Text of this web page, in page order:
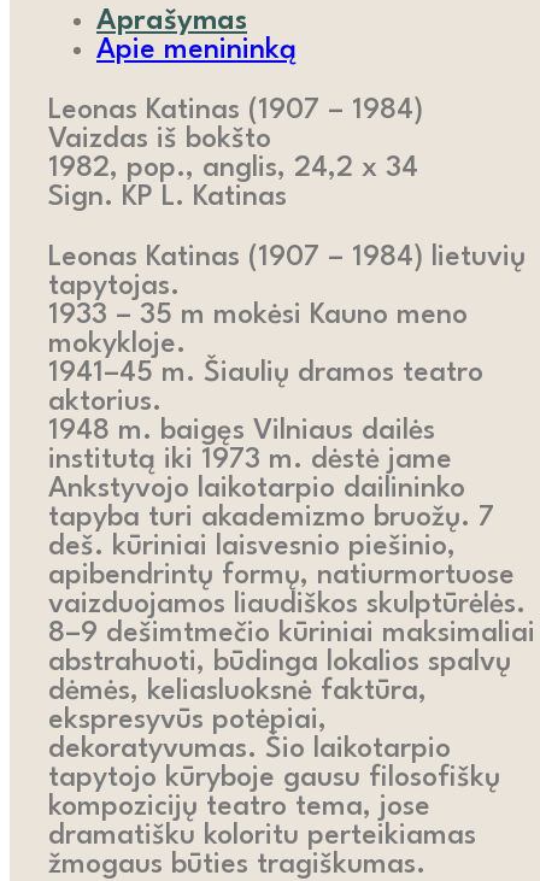
Aprašymas
Apie menininką
Leonas Katinas (1907 – 1984)
Vaizdas iš bokšto
1982, pop., anglis, 24,2 x 34
Sign. KP L. Katinas
Leonas Katinas (1907 – 1984) lietuvių
tapytojas.
1933 – 35 m mokėsi Kauno meno
mokykloje.
1941–45 m. Šiaulių dramos teatro
aktorius.
1948 m. baigęs Vilniaus dailės
institutą iki 1973 m. dėstė jame
Ankstyvojo laikotarpio dailininko
tapyba turi akademizmo bruožų. 7
deš. kūriniai laisvesnio piešinio,
apibendrintų formų, natiurmortuose
vaizduojamos liaudiškos skulptūrėlės.
8–9 dešimtmečio kūriniai maksimaliai
abstrahuoti, būdinga lokalios spalvų
dėmės, keliasluoksnė faktūra,
ekspresyvūs potėpiai,
dekoratyvumas. Šio laikotarpio
tapytojo kūryboje gausu filosofiškų
kompozicijų teatro tema, jose
dramatišku koloritu perteikiamas
žmogaus būties tragiškumas.